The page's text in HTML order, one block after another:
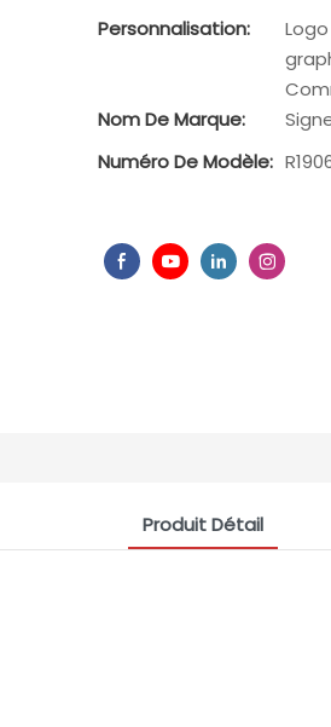
Personnalisation:
Nom De Marque:
Numéro De Modèle:
Produit Détail